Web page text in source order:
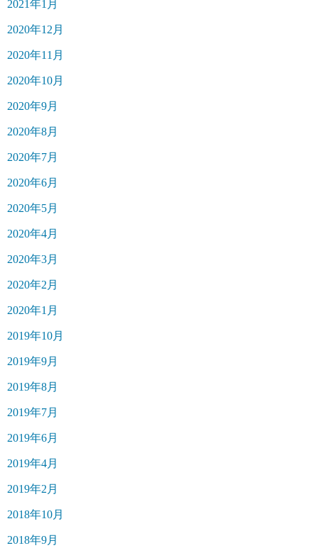
2021年1月
2020年12月
2020年11月
2020年10月
2020年9月
2020年8月
2020年7月
2020年6月
2020年5月
2020年4月
2020年3月
2020年2月
2020年1月
2019年10月
2019年9月
2019年8月
2019年7月
2019年6月
2019年4月
2019年2月
2018年10月
2018年9月